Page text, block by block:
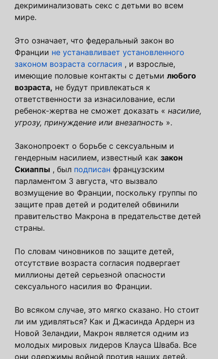
декриминализовать секс с детьми во всем
мире.
Это означает, что федеральный закон во
Франции не устанавливает установленного
законом возраста согласия , и взрослые,
имеющие половые контакты с детьми любого
возраста, не будут привлекаться к
ответственности за изнасилование, если
ребенок-жертва не сможет доказать « насилие,
угрозу, принуждение или внезапность ».
Законопроект о борьбе с сексуальным и
гендерным насилием, известный как закон
Скиаппы , был подписан французским
парламентом 3 августа, что вызвало
возмущение во Франции, поскольку группы по
защите прав детей и родителей обвинили
правительство Макрона в предательстве детей
страны.
По словам чиновников по защите детей,
отсутствие возраста согласия подвергает
миллионы детей серьезной опасности
сексуального насилия во Франции.
Во всяком случае, это мягко сказано. Но стоит
ли им удивляться? Как и Джасинда Ардерн из
Новой Зеландии, Макрон является одним из
молодых мировых лидеров Клауса Шваба. Все
они одержимы войной против наших детей.